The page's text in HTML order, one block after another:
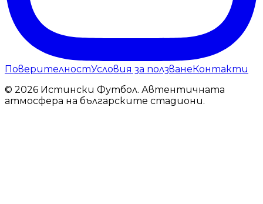
ПоверителностУсловия за ползванеКонтакти
© 2026 Истински Футбол. Автентичната
атмосфера на българските стадиони.